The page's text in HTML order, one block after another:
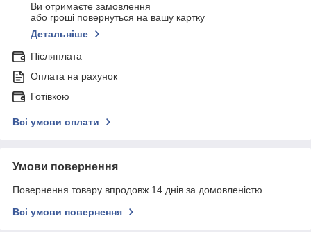
Ви отримаєте замовлення
або гроші повернуться на вашу картку
Детальніше
Післяплата
Оплата на рахунок
Готівкою
Всі умови оплати
Умови повернення
Повернення товару впродовж 14 днів за домовленістю
Всі умови повернення